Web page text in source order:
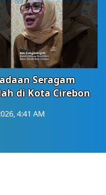
Seragam
di Kota Cirebon
4:41 AM